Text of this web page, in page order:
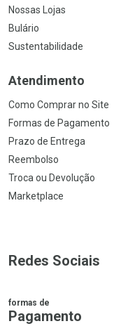
Nossas Lojas
Bulário
Sustentabilidade
Atendimento
Como Comprar no Site
Formas de Pagamento
Prazo de Entrega
Reembolso
Troca ou Devolução
Marketplace
Redes Sociais
formas de
Pagamento